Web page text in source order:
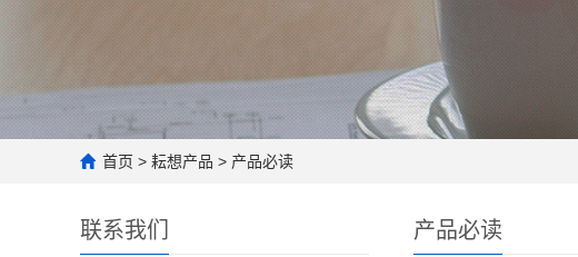
首页 > 耘想产品 > 产品必读
联系我们 产品必读